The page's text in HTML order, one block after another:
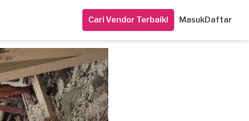
Cari Vendor Terbaik! MasukDaftar